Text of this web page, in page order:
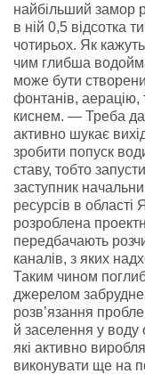
найбільший замор
в ній 0,5 відсотка
чотирьох. Як
чим глибша
може бути
фонтанів, аерацію,
киснем. — Треба
активно шукає
зробити попуск
ставу, тобто
заступник
ресурсів в
розроблена
передбачають
каналів, з яких
Таким чином
джерелом
розв’язання
й заселення у воду
які активно
виконувати ще на